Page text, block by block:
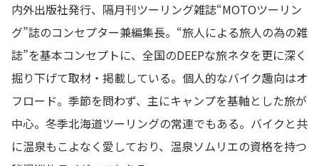
内外出版社発行、隔月刊ツーリング雑誌“MOTOツーリン
グ”誌のコンセプター兼編集長。“旅人による旅人の為の雑
誌”を基本コンセプトに、全国のDEEPな旅ネタを更に深く
掘り下げて取材・掲載している。個人的なバイク趣向はオ
フロード。季節を問わず、主にキャンプを基軸とした旅が
中心。冬季北海道ツーリングの常連でもある。バイクと共
に温泉もこよなく愛しており、温泉ソムリエの資格を持つ